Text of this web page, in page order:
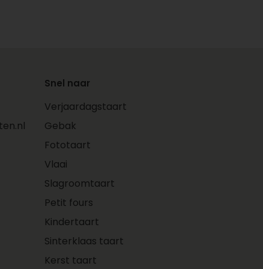
Snel naar
Verjaardagstaart
Gebak
Fototaart
Vlaai
Slagroomtaart
Petit fours
Kindertaart
Sinterklaas taart
Kerst taart